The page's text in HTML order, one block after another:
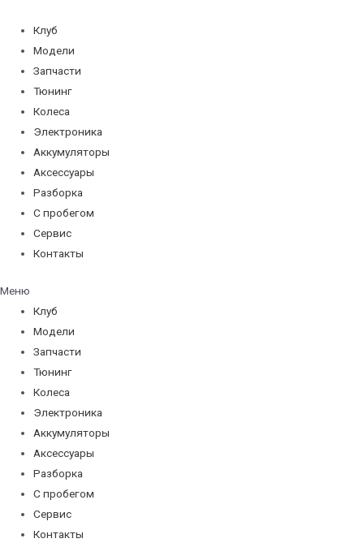
содержимому
Клуб
Модели
Запчасти
Тюнинг
Колеса
Электроника
Аккумуляторы
Аксессуары
Разборка
С пробегом
Сервис
Контакты
Меню
Клуб
Модели
Запчасти
Тюнинг
Колеса
Электроника
Аккумуляторы
Аксессуары
Разборка
С пробегом
Сервис
Контакты